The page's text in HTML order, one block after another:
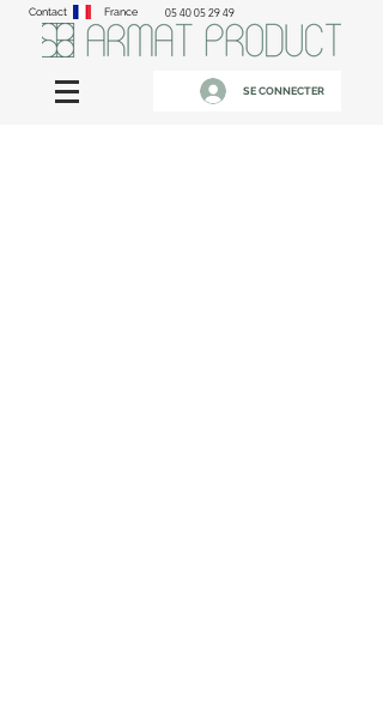
Contact France 05 40 05 29 49
SE CONNECTER